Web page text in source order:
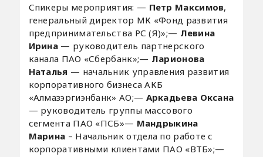
Спикеры мероприятия: — Петр Максимов,
генеральный директор МК «Фонд развития
предпринимательства РС (Я)»;— Левина
Ирина — руководитель партнерского
канала ПАО «Сбербанк»;— Ларионова
Наталья — начальник управления развития
корпоративного бизнеса АКБ
«Алмазэргиэнбанк» АО;— Аркадьева Оксана
— руководитель группы массового
сегмента ПАО «ПСБ»— Мандрыкина
Марина – Начальник отдела по работе с
корпоративными клиентами ПАО «ВТБ»;—